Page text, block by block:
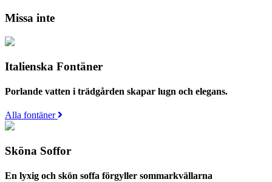
Missa inte
Italienska Fontäner
Porlande vatten i trädgården skapar lugn och elegans.
Alla fontäner
Sköna Soffor
En lyxig och skön soffa förgyller sommarkvällarna